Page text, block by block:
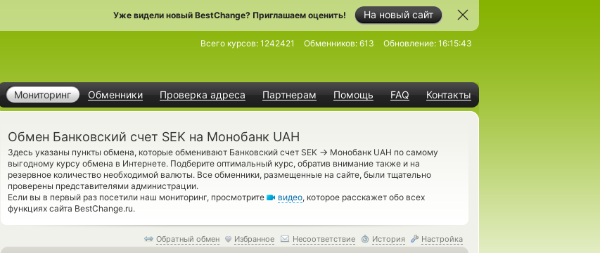
На новый сайт
Уже видели новый BestChange? Приглашаем оценить!
Мониторинг Обменники Проверка адреса Партнерам Помощь FAQ Контакты
Всего курсов: 1242421 Обменников: 613 Обновление: 16:15:43
Обмен Банковский счет SEK на Монобанк UAH
Здесь указаны пункты обмена, которые обменивают Банковский счет SEK → Монобанк UAH по самому
выгодному курсу обмена в Интернете. Подберите оптимальный курс, обратив внимание также и на
резервное количество необходимой валюты. Все обменники, размещенные на сайте, были тщательно
проверены представителями администрации.
Если вы в первый раз посетили наш мониторинг, просмотрите
видео, которое расскажет обо всех
функциях сайта BestChange.ru.
Обратный обмен Избранное Несоответствие История Настройка